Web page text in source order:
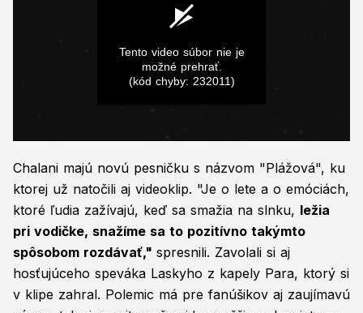
of
0
seconds
Tento video súbor nie je
možné prehrať.
(kód chyby: 232011)
Chalani majú novú pesničku s názvom "Plážová", ku
ktorej už natočili aj videoklip. "Je o lete a o emóciách,
ktoré ľudia zažívajú, keď sa smažia na slnku, ležia
pri vodičke, snažíme sa to pozitívno takýmto
spôsobom rozdávať," spresnili. Zavolali si aj
hosťujúceho speváka Laskyho z kapely Para, ktorý si
v klipe zahral. Polemic má pre fanúšikov aj zaujímavú